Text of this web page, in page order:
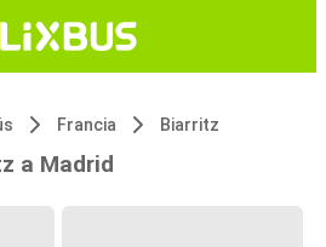
Francia Biarritz
a Madrid